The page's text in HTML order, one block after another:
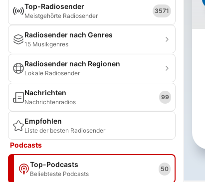
Top-Radiosender
Meistgehörte Radiosender
3571
Radiosender nach Genres
15 Musikgenres
Radiosender nach Regionen
Lokale Radiosender
Nachrichten
Nachrichtenradios
99
Empfohlen
Liste der besten Radiosender
Podcasts
Top-Podcasts
Beliebteste Podcasts
50